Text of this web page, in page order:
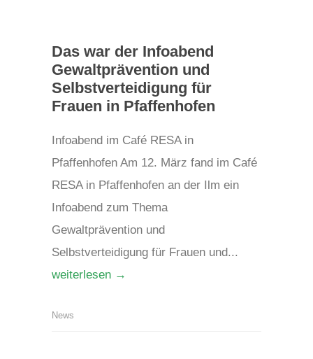
Das war der Infoabend
Gewaltprävention und
Selbstverteidigung für
Frauen in Pfaffenhofen
Infoabend im Café RESA in
Pfaffenhofen Am 12. März fand im Café
RESA in Pfaffenhofen an der Ilm ein
Infoabend zum Thema
Gewaltprävention und
Selbstverteidigung für Frauen und...
weiterlesen →
News